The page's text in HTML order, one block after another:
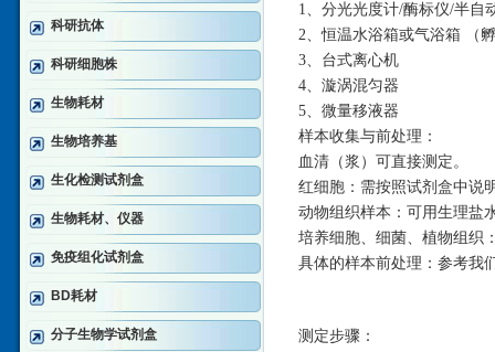
科研抗体
科研细胞株
生物耗材
生物培养基
生化检测试剂盒
生物耗材、仪器
免疫组化试剂盒
BD耗材
分子生物学试剂盒
1、分光光度计/酶标仪/半自
2、恒温水浴箱或气浴箱 （
3、台式离心机
4、漩涡混匀器
5、微量移液器
样本收集与前处理：
血清（浆）可直接测定。
红细胞：需按照试剂盒中说
动物组织样本：可用生理盐
培养细胞、细菌、植物组织
具体的样本前处理：参考我
测定步骤：